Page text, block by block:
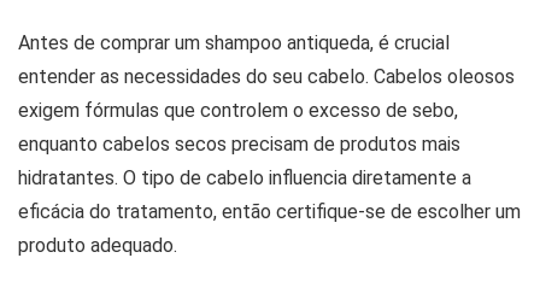
Antes de comprar um shampoo antiqueda, é crucial
entender as necessidades do seu cabelo. Cabelos oleosos
exigem fórmulas que controlem o excesso de sebo,
enquanto cabelos secos precisam de produtos mais
hidratantes. O tipo de cabelo influencia diretamente a
eficácia do tratamento, então certifique-se de escolher um
produto adequado.